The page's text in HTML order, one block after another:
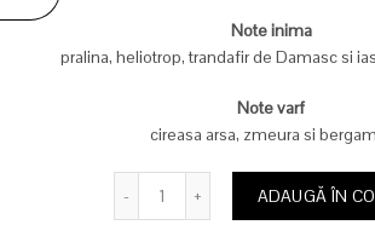
fost:
Note inima
pralina, heliotrop, trandafir de Damasc si
Note varf
cireasa arsa, zmeura si
ADAUGĂ ÎN